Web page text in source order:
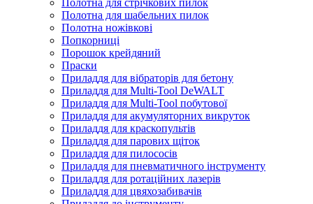
Полотна для стрічкових пилок
Полотна для шабельних пилок
Полотна ножівкові
Попкорниці
Порошок крейдяний
Праски
Приладдя для вібраторів для бетону
Приладдя для Multi-Tool DeWALT
Приладдя для Multi-Tool побутової
Приладдя для акумуляторних викруток
Приладдя для краскопультів
Приладдя для парових щіток
Приладдя для пилососів
Приладдя для пневматичного інструменту
Приладдя для ротаційних лазерів
Приладдя для цвяхозабивачів